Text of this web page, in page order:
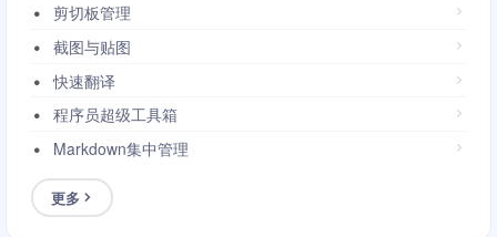
剪切板管理
截图与贴图
快速翻译
程序员超级工具箱
Markdown集中管理
更多